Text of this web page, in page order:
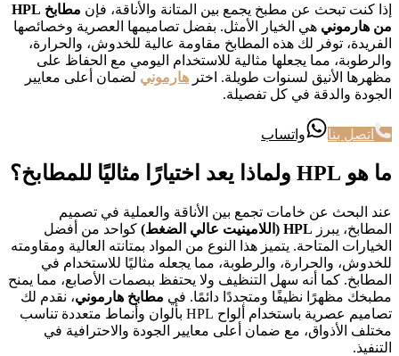
إذا كنت تبحث عن مطبخ يجمع بين المتانة والأناقة، فإن
مطابخ HPL
من هارموني هي الخيار الأمثل. بفضل تصاميمها العصرية وخصائصها
الفريدة، توفر لك هذه المطابخ مقاومة عالية للخدوش، والحرارة،
والرطوبة، مما يجعلها مثالية للاستخدام اليومي مع الحفاظ على
مظهرها الأنيق لسنوات طويلة. اختر هارموني لضمان أعلى معايير
الجودة والدقة في كل تفصيلة.
اتصل بنا واتساب
ما هو HPL ولماذا يعد اختيارًا مثاليًا للمطابخ؟
عند البحث عن خامات تجمع بين الأناقة والعملية في تصميم
المطابخ، يبرز HPL (اللامينيت عالي الضغط)
كواحد من أفضل
الخيارات المتاحة. يتميز هذا النوع من المواد بمتانته العالية ومقاومته
للخدوش، والحرارة، والرطوبة، مما يجعله مثاليًا للاستخدام في
المطابخ. كما أنه سهل التنظيف ولا يحتفظ ببصمات الأصابع، مما يمنح
مطبخك مظهرًا نظيفًا ومتجددًا دائمًا. في مطابخ هارموني، نقدم لك
تصاميم عصرية باستخدام ألواح HPL بألوان وأنماط متعددة تناسب
مختلف الأذواق، مع ضمان أعلى معايير الجودة والاحترافية في
التنفيذ.